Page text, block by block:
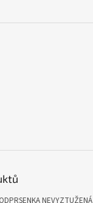
NEVYZTUŽENÁ